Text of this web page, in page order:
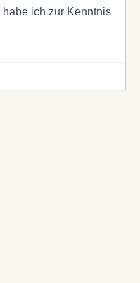
habe ich zur Kenntnis